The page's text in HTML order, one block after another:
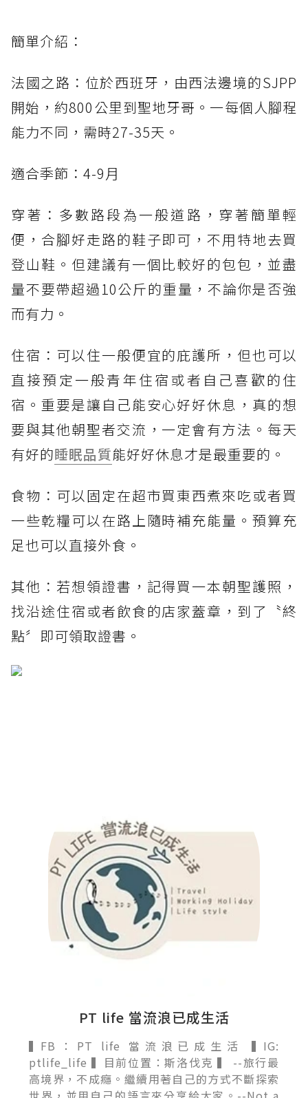
簡單介紹：
法國之路：位於西班牙，由西法邊境的SJPP
開始，約800公里到聖地牙哥。一每個人腳程
能力不同，需時27-35天。
適合季節：4-9月
穿著：多數路段為一般道路，穿著簡單輕
便，合腳好走路的鞋子即可，不用特地去買
登山鞋。但建議有一個比較好的包包，並盡
量不要帶超過10公斤的重量，不論你是否強
而有力。
住宿：可以住一般便宜的庇護所，但也可以
直接預定一般青年住宿或者自己喜歡的住
宿。重要是讓自己能安心好好休息，真的想
要與其他朝聖者交流，一定會有方法。每天
有好的睡眠品質能好好休息才是最重要的。
食物：可以固定在超市買東西煮來吃或者買
一些乾糧可以在路上隨時補充能量。預算充
足也可以直接外食。
其他：若想領證書，記得買一本朝聖護照，
找沿途住宿或者飲食的店家蓋章，到了〝終
點〞即可領取證書。
PT life 當流浪已成生活
▍FB：PT life 當流浪已成生活 ▍IG:
ptlife_life ▍目前位置：斯洛伐克 ▍ --旅行最
高境界，不成癮。繼續用著自己的方式不斷探索